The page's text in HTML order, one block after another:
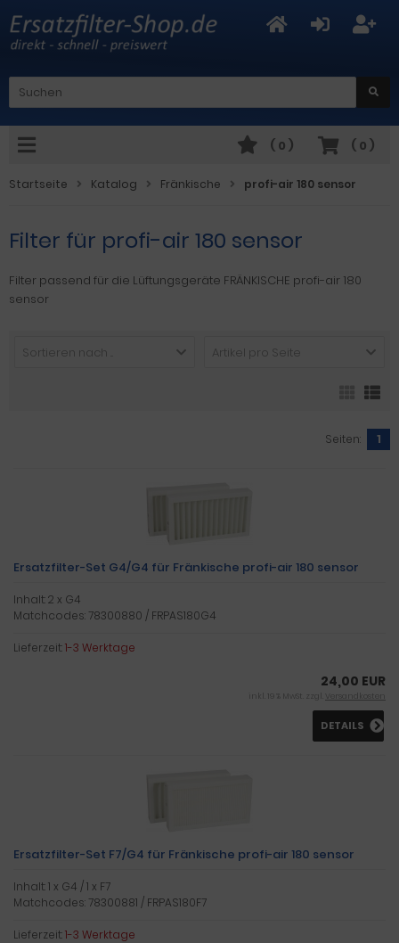
( 0 )
( 0 )
Startseite Katalog Fränkische profi-air 180 sensor
Filter für profi-air 180 sensor
Filter passend für die Lüftungsgeräte FRÄNKISCHE profi-air 180
sensor
Sortieren nach ... Artikel pro Seite
Seiten: 1
Ersatzfilter-Set G4/G4 für Fränkische profi-air 180 sensor
Inhalt: 2 x G4
Matchcodes: 78300880 / FRPAS180G4
Lieferzeit:1-3 Werktage
24,00 EUR
inkl. 19 % MwSt. zzgl. Versandkosten
DETAILS
Ersatzfilter-Set F7/G4 für Fränkische profi-air 180 sensor
Inhalt: 1 x G4 / 1 x F7
Matchcodes: 78300881 / FRPAS180F7
Lieferzeit:1-3 Werktage